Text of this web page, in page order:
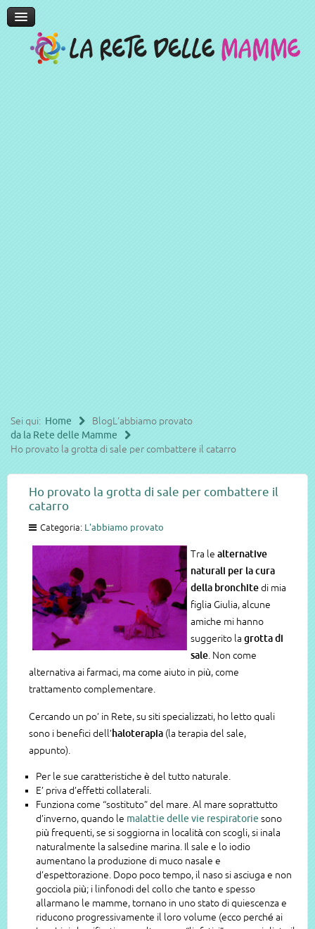
Sei qui: Home BlogL'abbiamo provato
da la Rete delle Mamme
Ho provato la grotta di sale per combattere il catarro
Ho provato la grotta di sale per combattere il
catarro
Categoria: L'abbiamo provato
Tra le alternative
naturali per la cura
della bronchitedi mia
figlia Giulia, alcune
amiche mi hanno
suggerito la grotta di
sale . Non come
alternativa ai farmaci, ma come aiuto in più, come
trattamento complementare.
Cercando un po’ in Rete, su siti specializzati, ho letto quali
sono i benefici dell’haloterapia (la terapia del sale,
appunto).
Per le sue caratteristiche è del tutto naturale.
E’ priva d’effetti collaterali.
Funziona come “sostituto” del mare. Al mare soprattutto
d’inverno, quando le malattie delle vie respiratorie sono
più frequenti, se si soggiorna in località con scogli, si inala
naturalmente la salsedine marina. Il sale e lo iodio
aumentano la produzione di muco nasale e
d’espettorazione. Dopo poco tempo, il naso si asciuga e non
gocciola più; i linfonodi del collo che tanto e spesso
allarmano le mamme, tornano in uno stato di quiescenza e
riducono progressivamente il loro volume (ecco perché ai